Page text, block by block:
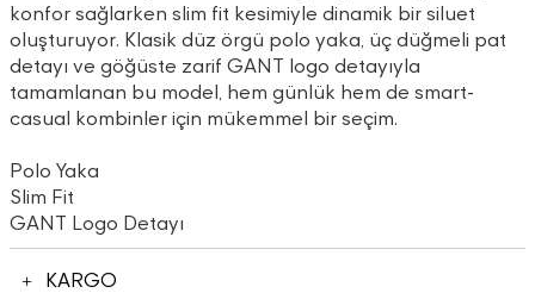
konfor sağlarken slim fit kesimiyle dinamik bir siluet
oluşturuyor. Klasik düz örgü polo yaka, üç düğmeli pat
detayı ve göğüste zarif GANT logo detayıyla
tamamlanan bu model, hem günlük hem de smart-
casual kombinler için mükemmel bir seçim.
Polo Yaka
Slim Fit
GANT Logo Detayı
KARGO